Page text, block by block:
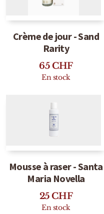
Crème de jour - Sand
Rarity
65CHF
En stock
Mousse à raser - Santa
Maria Novella
25CHF
En stock
Eau D'Italie
Santa Maria Novella
Marques Suisses
Créateur Olfactif Genève
Pernoire
Sam William
Marques Néerlandaises